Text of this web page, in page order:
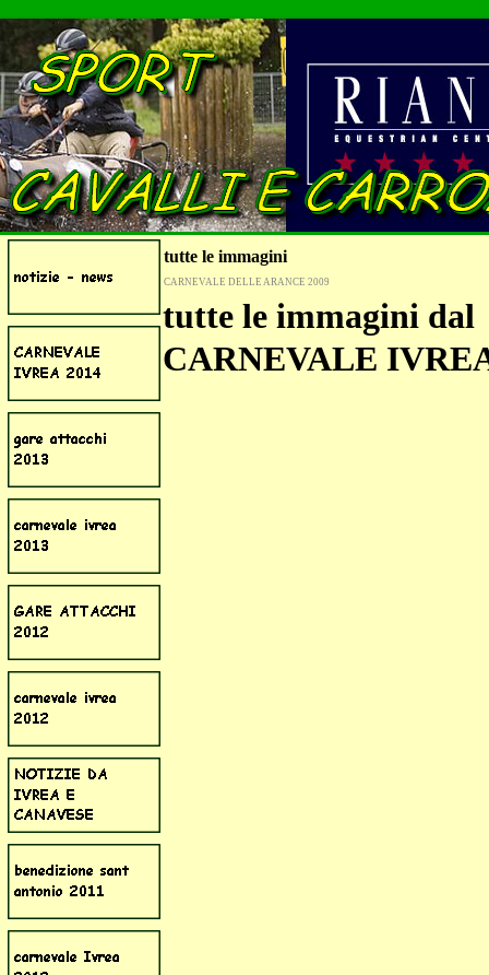
tutte le immagini
CARNEVALE DELLE ARANCE 2009
tutte le immagini dal
CARNEVALE